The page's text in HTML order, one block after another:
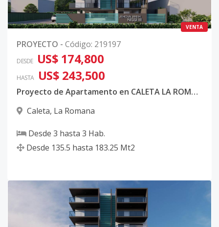
VENTA
PROYECTO - Código: 219197
DESDE US$ 174,800
HASTA US$ 243,500
Proyecto de Apartamento en CALETA LA ROMANA
Caleta, La Romana
Desde 3 hasta 3 Hab.
Desde 135.5 hasta 183.25 Mt2